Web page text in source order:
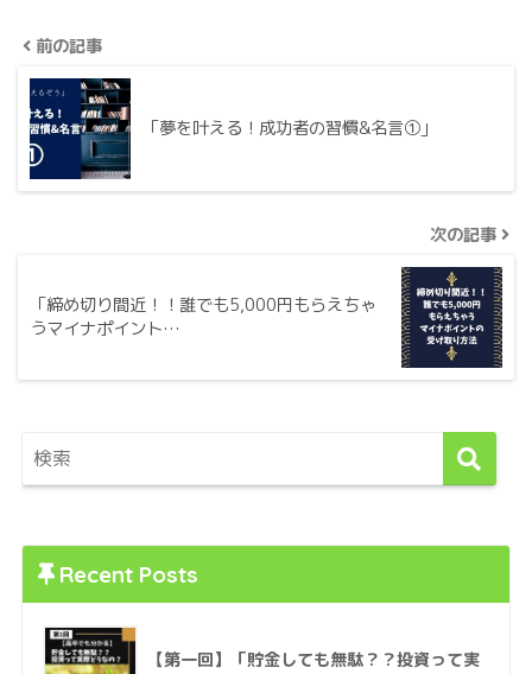
前の記事
「夢を叶える！成功者の習慣&名言①」
次の記事
「締め切り間近！！誰でも5,000円もらえちゃ
うマイナポイント…
Recent Posts
【第一回】「貯金しても無駄？？投資って実